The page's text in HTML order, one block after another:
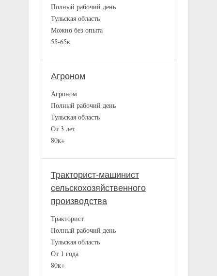
Полный рабочий день
Тульская область
Можно без опыта
55-65к
Агроном
Агроном
Полный рабочий день
Тульская область
От 3 лет
80к+
Тракторист-машинист
сельскохозяйственного
производства
Тракторист
Полный рабочий день
Тульская область
От 1 года
80к+